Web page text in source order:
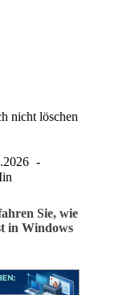
nicht löschen
Sie, wie
in Windows